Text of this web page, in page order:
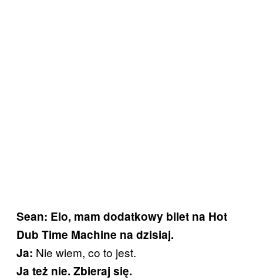
Sean: Elo, mam dodatkowy bilet na Hot
Dub Time Machine na dzisiaj.
Ja: Nie wiem, co to jest.
Ja też nie. Zbieraj się.